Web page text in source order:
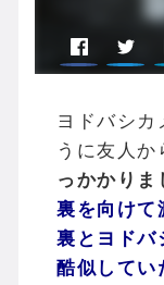
ヨドバシカ
うに友人か
っかかりま
裏を向けて
裏とヨドバ
酷似してい